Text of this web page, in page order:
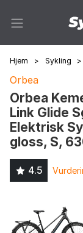
Hjem > Sykling >
Orbea
Orbea
Link Glide
Elektrisk
gloss, S,
4.5